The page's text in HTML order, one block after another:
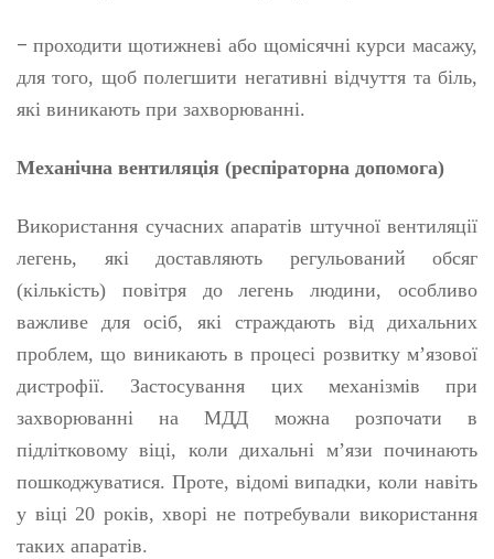
– проходити щотижневі або щомісячні курси масажу,
для того, щоб полегшити негативні відчуття та біль,
які виникають при захворюванні.
Механічна вентиляція (респіраторна допомога)
Використання сучасних апаратів штучної вентиляції
легень, які доставляють регульований обсяг
(кількість) повітря до легень людини, особливо
важливе для осіб, які страждають від дихальних
проблем, що виникають в процесі розвитку м’язової
дистрофії. Застосування цих механізмів при
захворюванні на МДД можна розпочати в
підлітковому віці, коли дихальні м’язи починають
пошкоджуватися. Проте, відомі випадки, коли навіть
у віці 20 років, хворі не потребували використання
таких апаратів.